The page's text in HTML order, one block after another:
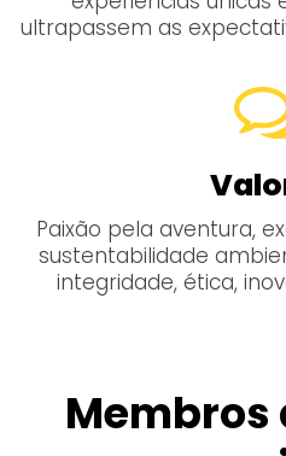
ultrapassem as
Paixão pela aventura,
sustentabilidade
integridade, ética,
Membros